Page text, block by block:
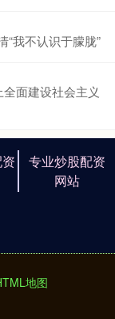
“我不认识于朦胧”
面建设社会主义
专业炒股配资
网站
地图